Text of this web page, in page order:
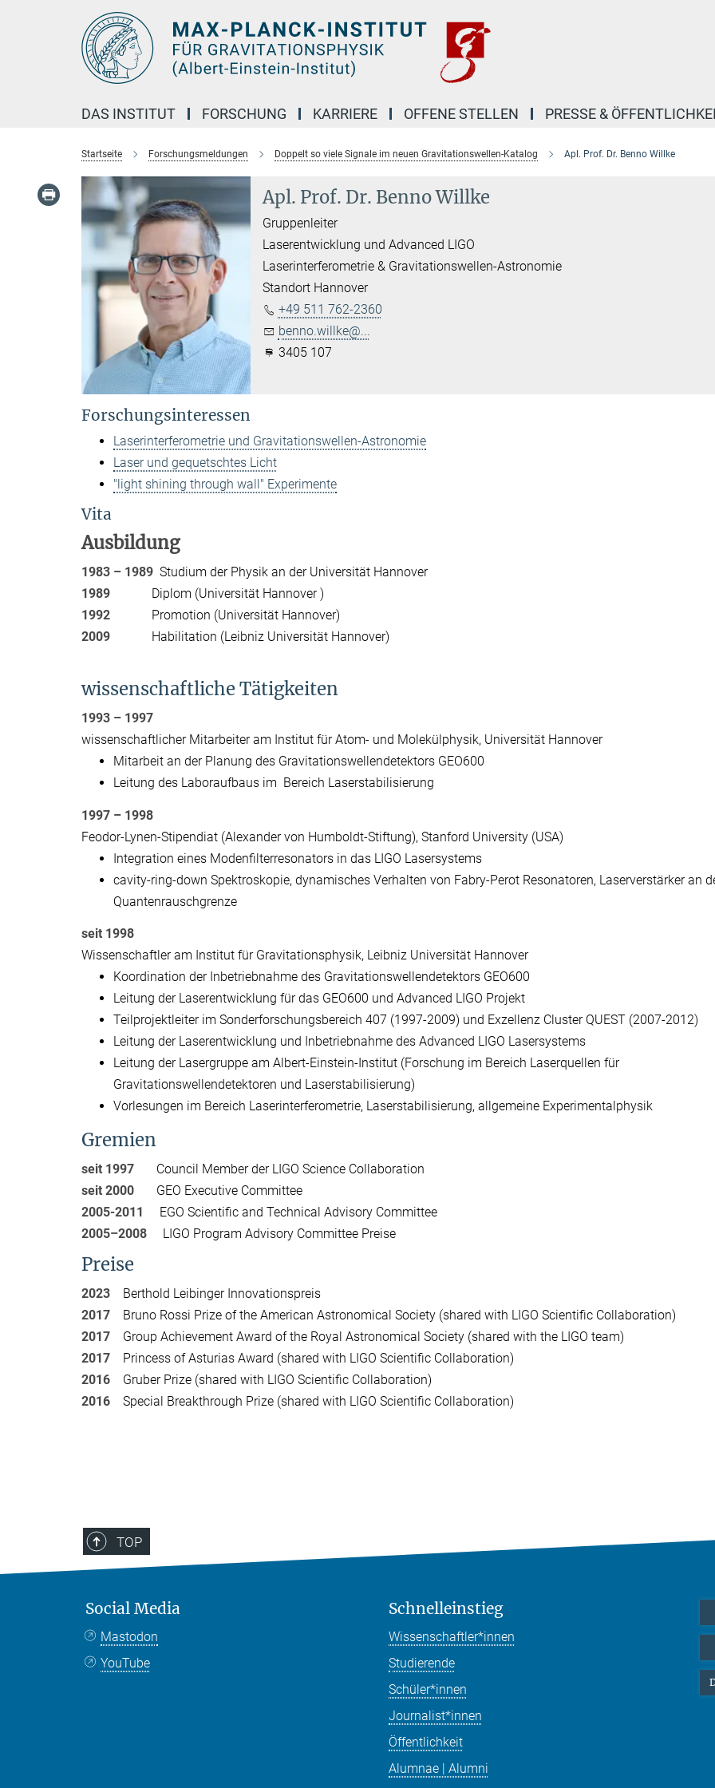
DAS INSTITUT FORSCHUNG KARRIERE OFFENE STELLEN PRESSE &
Startseite Forschungsmeldungen Doppelt so viele Signale im neuen Gravitationswellen-Katalog Apl. Prof. Dr. Benno Willke
Apl. Prof. Dr. Benno Willke
Gruppenleiter
Laserentwicklung und Advanced LIGO
Laserinterferometrie & Gravitationswellen-Astronomie
Standort Hannover
+49 511 762-2360
benno.willke@...
3405 107
Forschungsinteressen
Laserinterferometrie und Gravitationswellen-Astronomie
Laser und gequetschtes Licht
"light shining through wall" Experimente
Vita
Ausbildung
1983 – 1989 Studium der Physik an der Universität Hannover
1989 Diplom (Universität Hannover )
1992 Promotion (Universität Hannover)
2009 Habilitation (Leibniz Universität Hannover)
wissenschaftliche Tätigkeiten
1993 – 1997
wissenschaftlicher Mitarbeiter am Institut für Atom- und Molekülphysik, Universität Hannover
Mitarbeit an der Planung des Gravitationswellendetektors GEO600
Leitung des Laboraufbaus im Bereich Laserstabilisierung
1997 – 1998
Feodor-Lynen-Stipendiat (Alexander von Humboldt-Stiftung), Stanford University (USA)
Integration eines Modenfilterresonators in das LIGO Lasersystems
cavity-ring-down Spektroskopie, dynamisches Verhalten von Fabry-Perot Resonatoren, Laserverstärker an
Quantenrauschgrenze
seit 1998
Wissenschaftler am Institut für Gravitationsphysik, Leibniz Universität Hannover
Koordination der Inbetriebnahme des Gravitationswellendetektors GEO600
Leitung der Laserentwicklung für das GEO600 und Advanced LIGO Projekt
Teilprojektleiter im Sonderforschungsbereich 407 (1997-2009) und Exzellenz Cluster QUEST (2007-2012)
Leitung der Laserentwicklung und Inbetriebnahme des Advanced LIGO Lasersystems
Leitung der Lasergruppe am Albert-Einstein-Institut (Forschung im Bereich Laserquellen für
Gravitationswellendetektoren und Laserstabilisierung)
Vorlesungen im Bereich Laserinterferometrie, Laserstabilisierung, allgemeine Experimentalphysik
Gremien
seit 1997
Council Member der LIGO Science Collaboration
seit 2000
GEO Executive Committee
2005-2011
EGO Scientific and Technical Advisory Committee
2005–2008
LIGO Program Advisory Committee Preise
Preise
2023 Berthold Leibinger Innovationspreis
2017 Bruno Rossi Prize of the American Astronomical Society (shared with LIGO Scientific Collaboration)
2017 Group Achievement Award of the Royal Astronomical Society (shared with the LIGO team)
2017 Princess of Asturias Award (shared with LIGO Scientific Collaboration)
2016 Gruber Prize (shared with LIGO Scientific Collaboration)
2016 Special Breakthrough Prize (shared with LIGO Scientific Collaboration)
TOP
Social Media
Mastodon
YouTube
Schnelleinstieg
Wissenschaftler*innen
Studierende
Schüler*innen
Journalist*innen
Öffentlichkeit
Alumnae | Alumni